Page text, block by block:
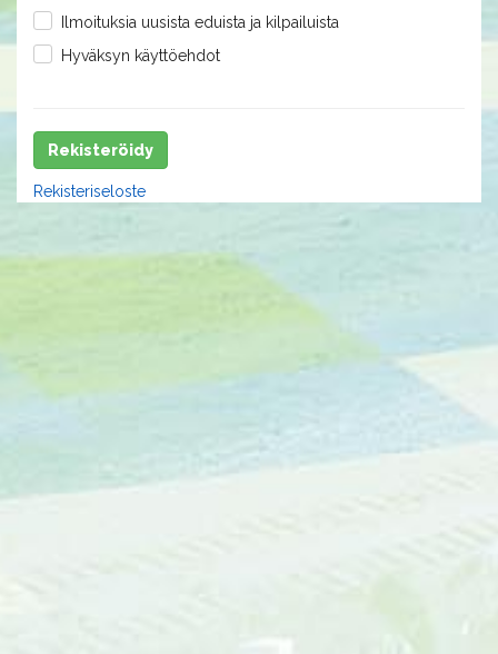
Ilmoituksia uusista eduista ja kilpailuista
Hyväksyn käyttöehdot
Rekisteröidy
Rekisteriseloste